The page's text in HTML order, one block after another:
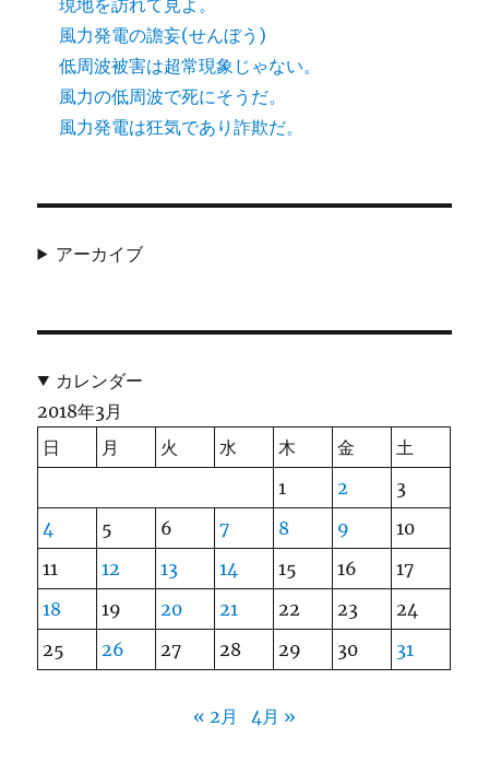
風力発電の譫妄(せんぼう)
低周波被害は超常現象じゃない。
風力の低周波で死にそうだ。
風力発電は狂気であり詐欺だ。
アーカイブ
カレンダー
2018年3月
日
月 火 水 木 金
土
1
2
3
4
5 6 7 8 9
10
11
12 13 14 15 16
17
18
19 20 21 22 23
24
25
26 27 28 29 30 31
« 2月 4月 »